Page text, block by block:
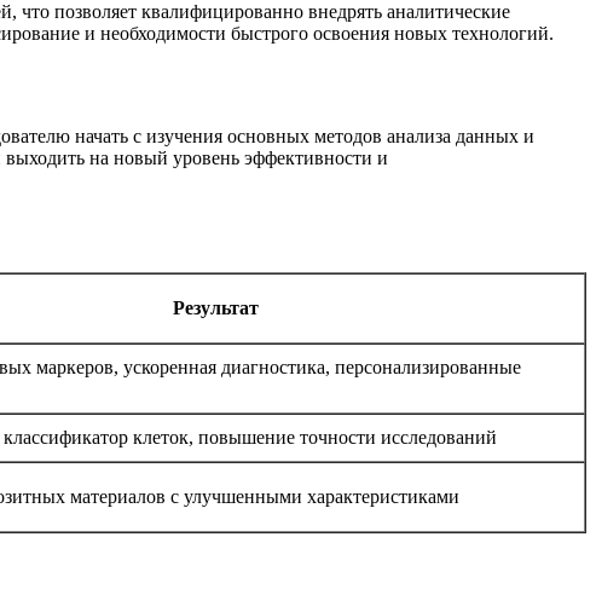
позволяет квалифицированно внедрять аналитические
и необходимости быстрого освоения новых технологий.
начать с изучения основных методов анализа данных и
на новый уровень эффективности и
Результат
маркеров, ускоренная диагностика, персонализированные
клеток, повышение точности исследований
материалов с улучшенными характеристиками